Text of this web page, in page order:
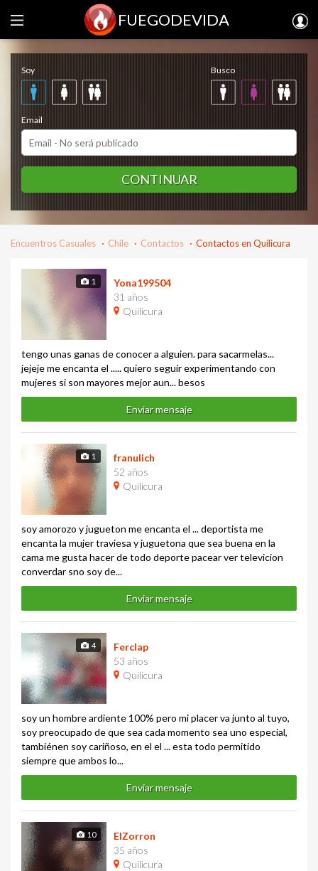
FUEGODEVIDA
Regístrate gratis
Soy Busco
Email
CONTINUAR
Encuentros Casuales Chile Contactos Contactos en Quilicura
1
Yona199504
31 años
Quilicura
tengo unas ganas de conocer a alguien. para sacarmelas...
jejeje me encanta el ..... quiero seguir experimentando con
mujeres si son mayores mejor aun... besos
Enviar mensaje
1
franulich
52 años
Quilicura
soy amorozo y jugueton me encanta el ... deportista me
encanta la mujer traviesa y juguetona que sea buena en la
cama me gusta hacer de todo deporte pacear ver televicion
converdar sno soy de...
Enviar mensaje
4
Ferclap
53 años
Quilicura
soy un hombre ardiente 100% pero mi placer va junto al tuyo,
soy preocupado de que sea cada momento sea uno especial,
tambiénen soy cariñoso, en el el ... esta todo permitido
siempre que ambos lo...
Enviar mensaje
10
ElZorron
35 años
Quilicura